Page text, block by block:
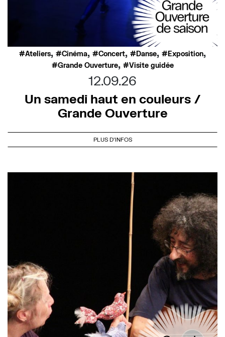
Ateliers, Cinéma, Concert, Danse, Exposition,
Grande Ouverture, Visite guidée
12.09.26
Un samedi haut en couleurs /
Grande Ouverture
PLUS D'INFOS